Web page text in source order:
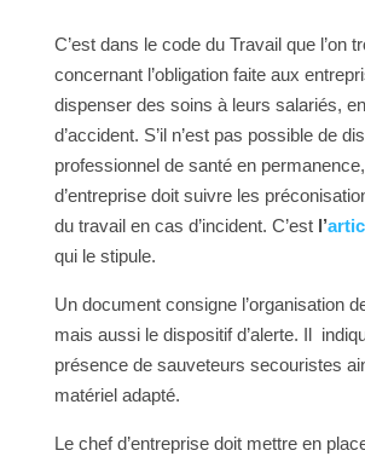
C’est dans le code du Travail que l’on
concernant l’obligation faite aux
dispenser des soins à leurs salariés,
d’accident. S’il n’est pas possible de
professionnel de santé en
d’entreprise doit suivre les
du travail en cas d’incident. C’est l’
qui le stipule.
Un document consigne l’organisation
mais aussi le dispositif d’alerte. Il
présence de sauveteurs secouristes
matériel adapté.
Le chef d’entreprise doit mettre en